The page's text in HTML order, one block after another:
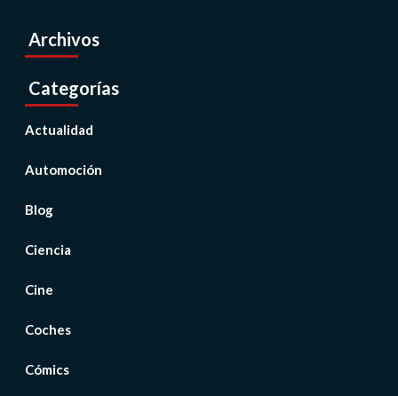
Archivos
Categorías
Actualidad
Automoción
Blog
Ciencia
Cine
Coches
Cómics